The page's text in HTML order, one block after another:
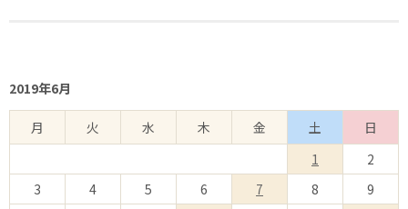
2019年6月
月 火 水 木 金 土
日
1
2
3
4 5 6 7 8
9